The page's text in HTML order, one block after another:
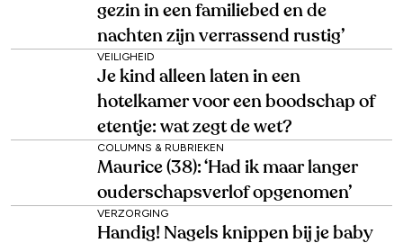
gezin in een familiebed en de
nachten zijn verrassend rustig’
VEILIGHEID
Je kind alleen laten in een
hotelkamer voor een boodschap of
etentje: wat zegt de wet?
COLUMNS & RUBRIEKEN
Maurice (38): ‘Had ik maar langer
ouderschapsverlof opgenomen’
VERZORGING
Handig! Nagels knippen bij je baby